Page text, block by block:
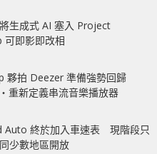
生成式 AI 塞入 Project
即影即改相
夥拍 Deezer 準備強勢回歸
重新定義串流音樂播放器
Auto 終於加入車速表 現階段只
少數地區開放